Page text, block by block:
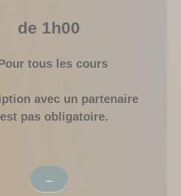
de 1h00
tous les cours
avec un partenaire
pas obligatoire.
...